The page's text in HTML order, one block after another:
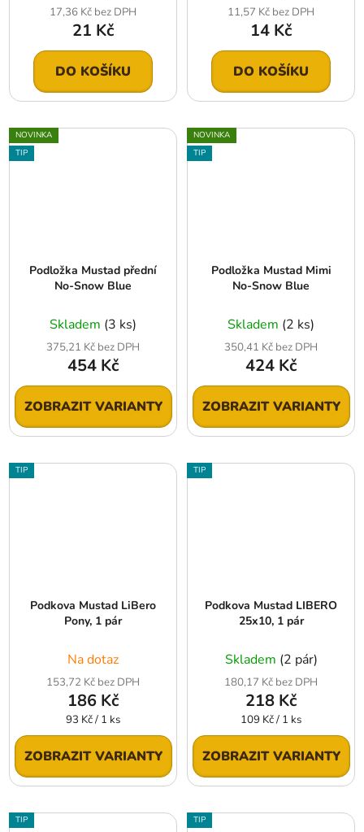
17,36 Kč bez DPH
21 Kč
DO KOŠÍKU
11,57 Kč bez DPH
14 Kč
DO KOŠÍKU
NOVINKA
TIP
Podložka Mustad přední
No-Snow Blue
Skladem (3 ks)
375,21 Kč bez DPH
454 Kč
ZOBRAZIT VARIANTY
NOVINKA
TIP
Podložka Mustad Mimi
No-Snow Blue
Skladem (2 ks)
350,41 Kč bez DPH
424 Kč
ZOBRAZIT VARIANTY
TIP
Podkova Mustad LiBero
Pony, 1 pár
Na dotaz
153,72 Kč bez DPH
186 Kč
Měrná
cena:
93 Kč / 1 ks
ZOBRAZIT VARIANTY
TIP
Podkova Mustad LIBERO
25x10, 1 pár
Skladem (2 pár)
180,17 Kč bez DPH
218 Kč
Měrná
cena:
109 Kč / 1 ks
ZOBRAZIT VARIANTY
TIP TIP